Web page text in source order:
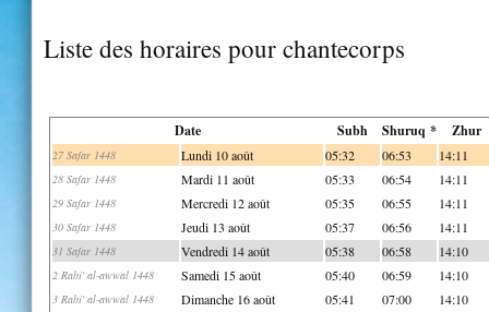
Liste des horaires pour chantecorps
Date Subh Shuruq * Zhur
27 Safar 1448 Lundi 10 août 05:32 06:53 14:11
28 Safar 1448 Mardi 11 août 05:33 06:54 14:11
29 Safar 1448 Mercredi 12 août 05:35 06:55 14:11
30 Safar 1448 Jeudi 13 août 05:37 06:56 14:11
31 Safar 1448 Vendredi 14 août 05:38 06:58 14:10
2 Rabi' al-awwal 1448 Samedi 15 août 05:40 06:59 14:10
3 Rabi' al-awwal 1448 Dimanche 16 août 05:41 07:00 14:10